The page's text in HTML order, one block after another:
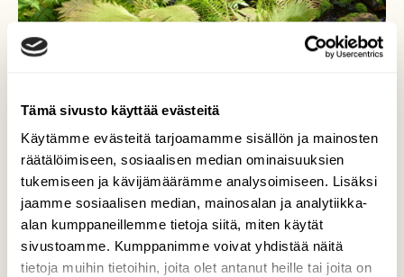
Tämä sivusto käyttää evästeitä
Käytämme evästeitä tarjoamamme sisällön ja mainosten
räätälöimiseen, sosiaalisen median ominaisuuksien
tukemiseen ja kävijämäärämme analysoimiseen. Lisäksi
jaamme sosiaalisen median, mainosalan ja analytiikka-
alan kumppaneillemme tietoja siitä, miten käytät
sivustoamme. Kumppanimme voivat yhdistää näitä
tietoja muihin tietoihin, joita olet antanut heille tai joita on
Lehto
Huutavanholman lehtosuojelualue. Kyllä on
vehreää :)